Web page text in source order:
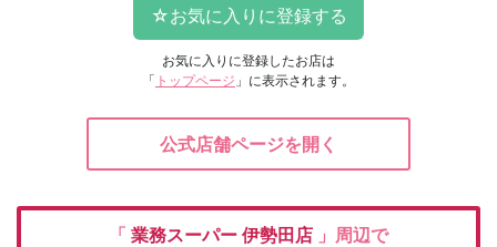
お気に入りに登録したお店は
「 トップページ 」に表示されます。
公式店舗ページを開く
「 業務スーパー 伊勢田店 」周辺で